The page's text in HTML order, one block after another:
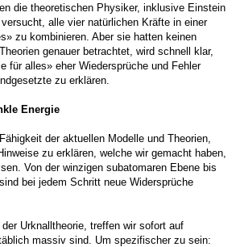
die theoretischen Physiker, inklusive Einstein
alle vier natürlichen Kräfte in einer
zu kombinieren. Aber sie hatten keinen
genauer betrachtet, wird schnell klar,
für alles» eher Wiedersprüche und Fehler
zu erklären.
Energie
der aktuellen Modelle und Theorien,
zu erklären, welche wir gemacht haben,
Von der winzigen subatomaren Ebene bis
bei jedem Schritt neue Widersprüche
Urknalltheorie, treffen wir sofort auf
massiv sind. Um spezifischer zu sein: